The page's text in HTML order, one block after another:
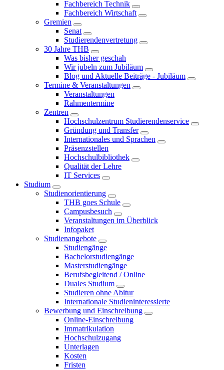
Fachbereich Technik
Fachbereich Wirtschaft
Gremien
Senat
Studierendenvertretung
30 Jahre THB
Was bisher geschah
Wir jubeln zum Jubiläum
Blog und Aktuelle Beiträge - Jubiläum
Termine & Veranstaltungen
Veranstaltungen
Rahmentermine
Zentren
Hochschulzentrum Studierendenservice
Gründung und Transfer
Internationales und Sprachen
Präsenzstellen
Hochschulbibliothek
Qualität der Lehre
IT Services
Studium
Studienorientierung
THB goes Schule
Campusbesuch
Veranstaltungen im Überblick
Infopaket
Studienangebote
Studiengänge
Bachelorstudiengänge
Masterstudiengänge
Berufsbegleitend / Online
Duales Studium
Studieren ohne Abitur
Internationale Studieninteressierte
Bewerbung und Einschreibung
Online-Einschreibung
Immatrikulation
Hochschulzugang
Unterlagen
Kosten
Fristen